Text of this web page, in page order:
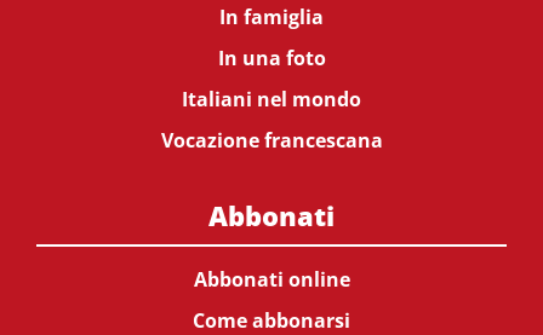
In famiglia
In una foto
Italiani nel mondo
Vocazione francescana
Abbonati
Abbonati online
Come abbonarsi